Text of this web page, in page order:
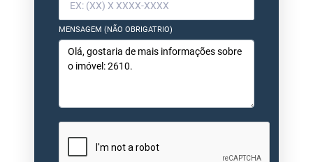
MENSAGEM (NÃO OBRIGATRIO)